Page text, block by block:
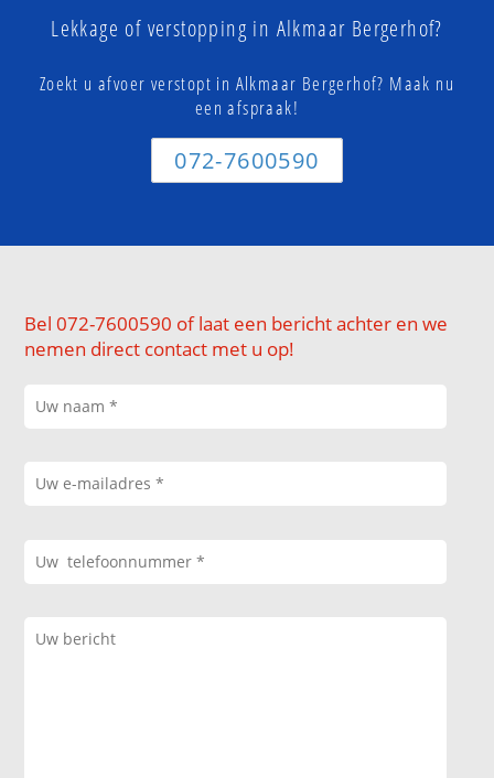
Lekkage of verstopping in Alkmaar Bergerhof?
Zoekt u afvoer verstopt in Alkmaar Bergerhof? Maak nu
een afspraak!
072-7600590
Bel 072-7600590 of laat een bericht achter en we
nemen direct contact met u op!